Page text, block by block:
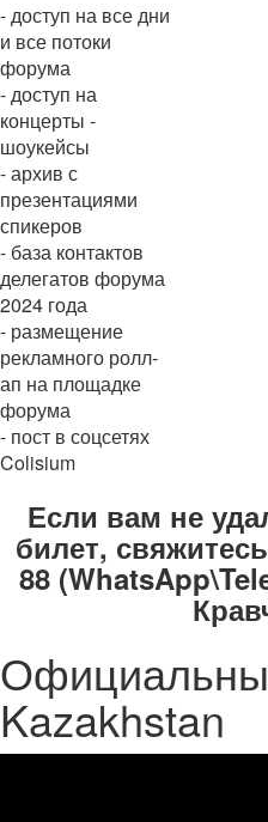
- доступ на все дни
и все потоки
форума
- доступ на
концерты -
шоукейсы
- архив с
презентациями
спикеров
- база контактов
делегатов форума
2024 года
- размещение
рекламного ролл-
ап на площадке
форума
- пост в соцсетях
Colisium
Если вам не
билет,
88
Kazakhstan